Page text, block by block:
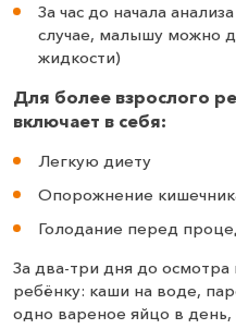
За час до начала
случае, малышу можно
жидкости)
Для более взрослого
включает в себя:
Легкую диету
Опорожнение
Голодание перед
За два-три дня до
ребёнку: каши на воде,
одно вареное яйцо в день,